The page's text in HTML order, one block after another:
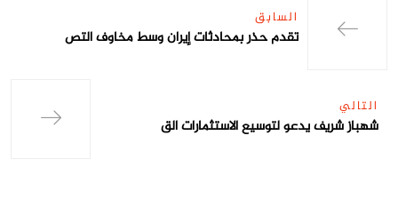
السابق
تقدم حذر بمحادثات إيران وسط مخاوف التص
التالي
شهباز شريف يدعو لتوسيع الاستثمارات الق